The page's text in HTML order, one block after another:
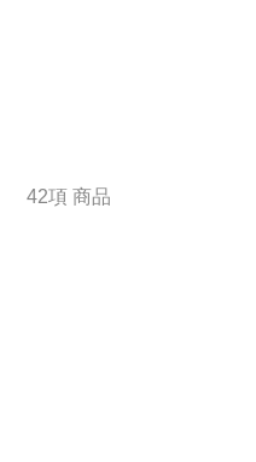
42項 商品